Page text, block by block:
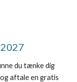
du tænke dig
aftale en gratis